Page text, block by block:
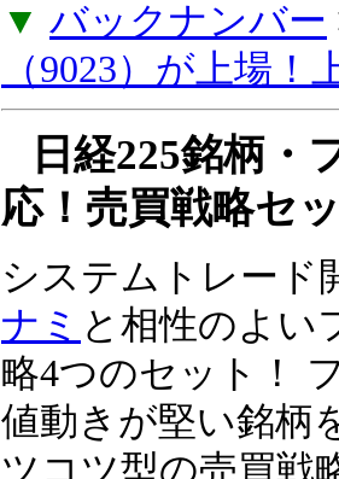
資とIPO投資」、
（9023）が上場！
同社は2024年10
へ上場予定です
▼ バックナンバー
（9023）が上場！
日経225銘柄・
応！売買戦略セ